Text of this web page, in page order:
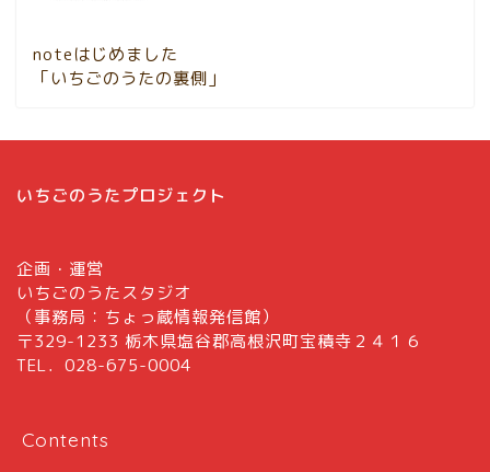
noteはじめました
「いちごのうたの裏側」
いちごのうたプロジェクト
企画・運営
いちごのうたスタジオ
（事務局：ちょっ蔵情報発信館）
〒329-1233 栃木県塩谷郡高根沢町宝積寺２４１６
TEL．028-675-0004
Contents